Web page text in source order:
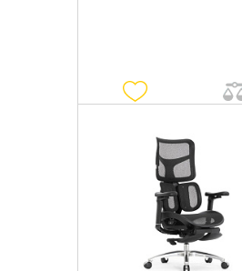
УТОЧНИТЬ НАЛИЧИЕ